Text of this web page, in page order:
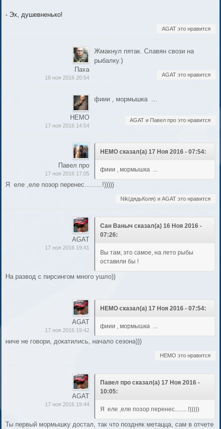
- Эх, душевненько!
AGAT это нравится
Паха
16 ноя 2016 20:54
Жмакнул пятак. Славян свози на
рыбалку.)
AGAT это нравится
НЕМО
17 ноя 2016 14:54
фиии , мормышка ...
AGAT и Павел про это нравится
Павел про
17 ноя 2016 17:05
НЕМО сказал(а) 17 Ноя 2016 - 07:54:
фиии , мормышка ...
Я еле ,еле позор перенес.........!)))))
Nik(дядьКоля) и AGAT это нравится
AGAT
17 ноя 2016 19:41
Сан Ваныч сказал(а) 16 Ноя 2016 -
07:26:
Вы там, это самое, на лето рыбы
оставили бы !
На развод с пирсингом много ушло))
AGAT
17 ноя 2016 19:42
НЕМО сказал(а) 17 Ноя 2016 - 07:54:
фиии , мормышка ...
ниче не говори, докатились, начало сезона)))
НЕМО это нравится
AGAT
17 ноя 2016 19:44
Павел про сказал(а) 17 Ноя 2016 -
10:05:
Я еле ,еле позор перенес.........!)))))
Ты первый мормышку достал, так что поздняк метацца, сам в отчете